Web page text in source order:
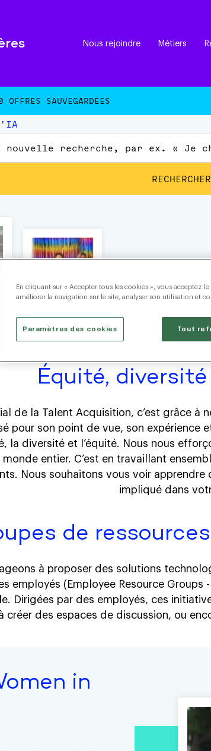
Nous rejoindre Métiers
OFFRES SAUVEGARDÉES
Équité,
de la Talent Acquisition, c’est grâce à
pour son point de vue, son expérience
la diversité et l’équité. Nous nous
entier. C’est en travaillant
Nous souhaitons vous voir
impliqué dans
de
à proposer des solutions
employés (Employee Resource Groups
Dirigées par des employés, ces
créer des espaces de discussion, ou
in
En cliquant sur « Accepter tous les cookies », vous acceptez
améliorer la navigation sur le site, analyser son utilisation et
Tout
Paramètres des cookies